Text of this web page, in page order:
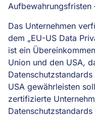
Aufbewahrungsfristen
Das Unternehmen
dem „EU-US Data
ist ein
Union und den USA,
USA gewährleisten
zertifizierte